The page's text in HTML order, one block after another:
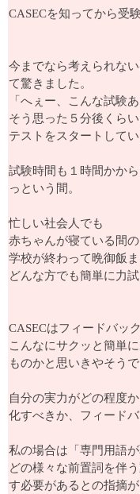
CASECを知ってから受
今までなら考えられな
て驚きました。
「へぇー、こんな試験
そう思った５分後くら
テストをスタートしてい
試験時間も１時間かか
っという間。
忙しい社会人でも
赤ちゃんが寝ている間
学校が終わって晩御飯
どんな方でも簡単に力
CASECはフィードバッ
こんなにサクッと簡単
ものかと思いきやそうで
自分の実力がどの程度
化すべきか、フィード
私の場合は「専門用語
どの様々な前置詞を伴
す必要があるとの指摘